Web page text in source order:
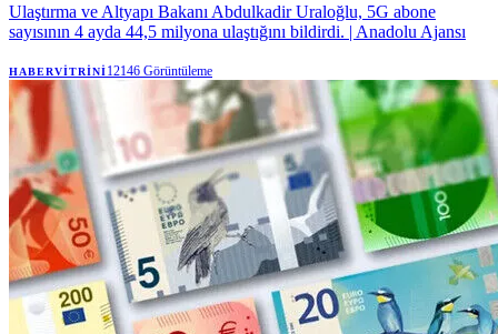
Ulaştırma ve Altyapı Bakanı Abdulkadir Uraloğlu, 5G abone
sayısının 4 ayda 44,5 milyona ulaştığını bildirdi. | Anadolu Ajansı
HABERVITRINI12146 Görüntüleme